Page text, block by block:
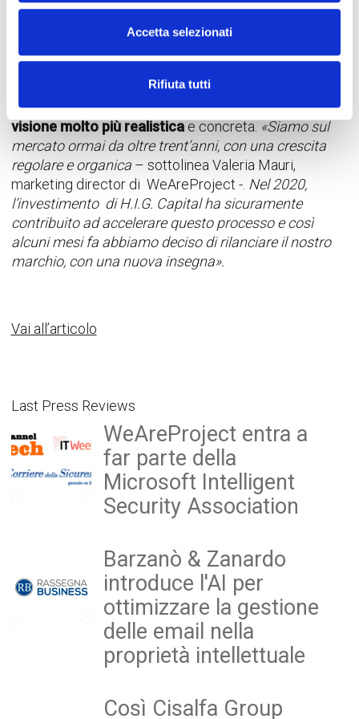
Accetta selezionati
Rifiuta tutti
’90 è rimasto solo il ricordo. Vittime di limiti propri, di
un mercato spesso più grande di loro o di
aspettative poco reali, nella migliore delle ipotesi
sono state acquisite prima di scomparire del tutto.
Altre invece hanno saputo mettere in campo
competenze adeguate per crescere secondo una
visione molto più realisticae concreta.«Siamo sul
mercato ormai da oltre trent’anni, con una crescita
regolare e organica – sottolinea Valeria Mauri,
marketing director di WeAreProject -. Nel 2020,
l’investimento di H.I.G. Capital ha sicuramente
contribuito ad accelerare questo processo e così
alcuni mesi fa abbiamo deciso di rilanciare il nostro
marchio, con una nuova insegna».
Vai all’articolo
Last Press Reviews
WeAreProject entra a
far parte della
Microsoft Intelligent
Security Association
Barzanò & Zanardo
introduce l'AI per
ottimizzare la gestione
delle email nella
proprietà intellettuale
Così Cisalfa Group